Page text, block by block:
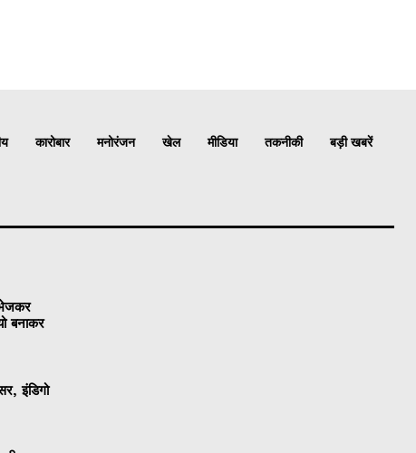
कारोबार मनोरंजन खेल मीडिया तकनीकी बड़ी खबरें
बनाकर
इंडिगो